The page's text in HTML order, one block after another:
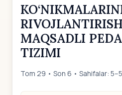
MАQSАDLI
TIZIMI
Tom 29 • Son 6 • Sahifalar: